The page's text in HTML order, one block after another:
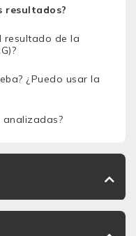
resultados?
resultado de la
¿Puedo usar la
analizadas?